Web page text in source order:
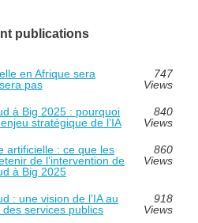
publications
en Afrique sera
pas
747
Views
à Big 2025 : pourquoi
stratégique de l’IA
840
Views
artificielle : ce que les
de l’intervention de
à Big 2025
860
Views
: une vision de l’IA au
services publics
918
Views